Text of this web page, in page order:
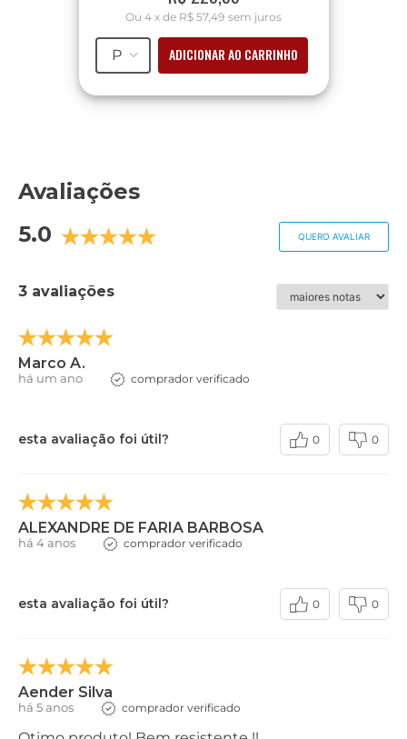
Ou 4 x de R$ 57,49 sem juros
P ADICIONAR AO CARRINHO
Avaliações
5.0
QUERO AVALIAR
3 avaliações
Marco A.
há um ano comprador verificado
esta avaliação foi útil? 0 0
ALEXANDRE DE FARIA BARBOSA
há 4 anos comprador verificado
esta avaliação foi útil? 0 0
Aender Silva
há 5 anos comprador verificado